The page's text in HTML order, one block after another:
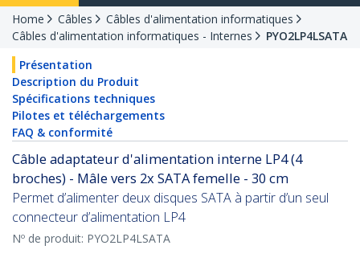
Home Câbles
Câbles d'alimentation informatiques
Câbles d'alimentation informatiques - Internes
PYO2LP4LSATA
Présentation
Description du Produit
Spécifications techniques
Pilotes et téléchargements
FAQ & conformité
Câble adaptateur d'alimentation interne LP4 (4
broches) - Mâle vers 2x SATA femelle - 30 cm
Permet d’alimenter deux disques SATA à partir d’un seul
connecteur d’alimentation LP4
Nº de produit: PYO2LP4LSATA